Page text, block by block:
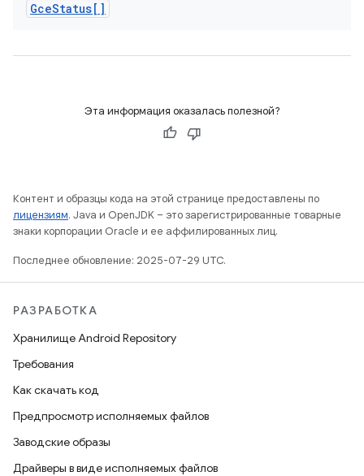
GceStatus[]
Эта информация оказалась полезной?
Контент и образцы кода на этой странице предоставлены по
лицензиям. Java и OpenJDK – это зарегистрированные товарные
знаки корпорации Oracle и ее аффилированных лиц.
Последнее обновление: 2025-07-29 UTC.
РАЗРАБОТКА
Хранилище Android Repository
Требования
Как скачать код
Предпросмотр исполняемых файлов
Заводские образы
Драйверы в виде исполняемых файлов